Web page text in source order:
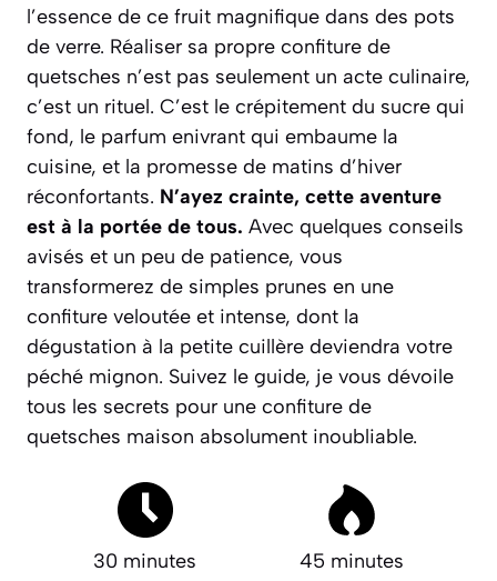
l’essence de ce fruit magnifique dans des pots
de verre. Réaliser sa propre confiture de
quetsches n’est pas seulement un acte culinaire,
c’est un rituel. C’est le crépitement du sucre qui
fond, le parfum enivrant qui embaume la
cuisine, et la promesse de matins d’hiver
réconfortants. N’ayez crainte, cette aventure
est à la portée de tous. Avec quelques conseils
avisés et un peu de patience, vous
transformerez de simples prunes en une
confiture veloutée et intense, dont la
dégustation à la petite cuillère deviendra votre
péché mignon. Suivez le guide, je vous dévoile
tous les secrets pour une confiture de
quetsches maison absolument inoubliable.
30 minutes 45 minutes